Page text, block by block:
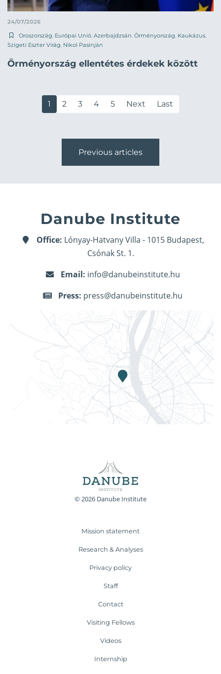
24/07/2026
Oroszország, Európai Unió, Azerbajdzsán, Örményország, Kaukázus,
Szigeti Eszter Virág, Nikol Pasinján
Örményország ellentétes érdekek között
1 2 3 4 5 Next Last
Previous articles
Danube Institute
Office: Lónyay-Hatvany Villa - 1015 Budapest,
Csónak St. 1.
Email: info@danubeinstitute.hu
Press: press@danubeinstitute.hu
© 2026 Danube Institute
Mission statement
Research & Analyses
Privacy policy
Staff
Contact
Visiting Fellows
Videos
Internship